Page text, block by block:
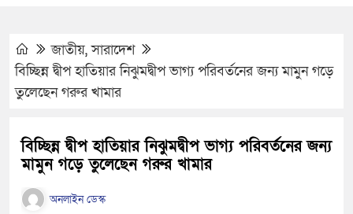
জাতীয়,সারাদেশ
বিচ্ছিন্ন দ্বীপ হাতিয়ার নিঝুমদ্বীপ ভাগ্য পরিবর্তনের জন্য মামুন গড়ে
তুলেছেন গরুর খামার
বিচ্ছিন্ন দ্বীপ হাতিয়ার নিঝুমদ্বীপ ভাগ্য পরিবর্তনের জন্য
মামুন গড়ে তুলেছেন গরুর খামার
অনলাইন ডেস্ক